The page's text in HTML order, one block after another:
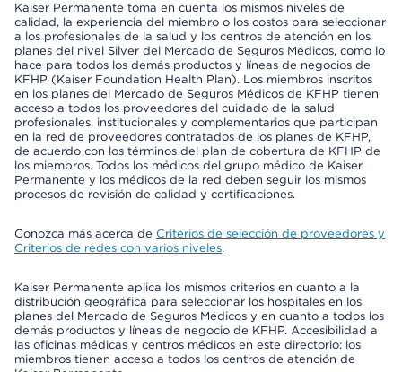
Kaiser Permanente toma en cuenta los mismos niveles de
calidad, la experiencia del miembro o los costos para seleccionar
a los profesionales de la salud y los centros de atención en los
planes del nivel Silver del Mercado de Seguros Médicos, como lo
hace para todos los demás productos y líneas de negocios de
KFHP (Kaiser Foundation Health Plan). Los miembros inscritos
en los planes del Mercado de Seguros Médicos de KFHP tienen
acceso a todos los proveedores del cuidado de la salud
profesionales, institucionales y complementarios que participan
en la red de proveedores contratados de los planes de KFHP,
de acuerdo con los términos del plan de cobertura de KFHP de
los miembros. Todos los médicos del grupo médico de Kaiser
Permanente y los médicos de la red deben seguir los mismos
procesos de revisión de calidad y certificaciones.
Conozca más acerca de Criterios de selección de proveedores y
Criterios de redes con varios niveles.
Kaiser Permanente aplica los mismos criterios en cuanto a la
distribución geográfica para seleccionar los hospitales en los
planes del Mercado de Seguros Médicos y en cuanto a todos los
demás productos y líneas de negocio de KFHP. Accesibilidad a
las oficinas médicas y centros médicos en este directorio: los
miembros tienen acceso a todos los centros de atención de